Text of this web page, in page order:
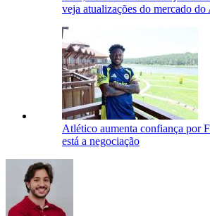
veja atualizações do mercado
Atlético aumenta confiança por
está a negociação